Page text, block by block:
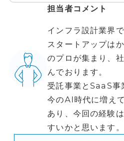
担当者コメント
インフラ設計業界
スタートアップは
のプロが集まり、
んでおります。
受託事業とSaaS事
今のAI時代に増え
あり、今回の経験
すいかと思います。